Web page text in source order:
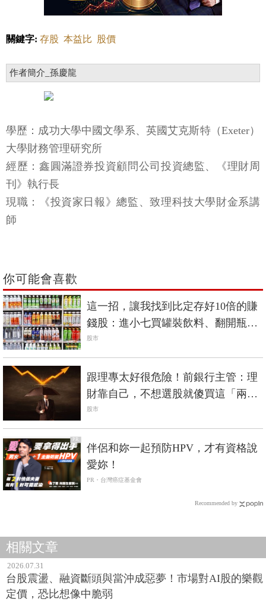
關鍵字: 存股 本益比 股價
作者簡介_孫慶龍
學歷：成功大學中國文學系、英國艾克斯特（Exeter）
大學財務管理研究所
經歷：鑫圓滿證券投資顧問公司投資總監、《理財周
刊》執行長
現職：《投資家日報》總監、致理科技大學財金系講
師
你可能會喜歡
這一招，讓我找到比定存好10倍的賺
錢股：進小七買罐裝飲料、翻開瓶身
背面看標示
股市
跟理專太好很危險！前銀行主管：理
財靠自己，不想選股就傻買這「兩
檔」
股市
PR
伴侶和妳一起預防HPV，才有資格說
愛妳！
PR・台灣癌症基金會
Recommended by
相關文章
2026.07.31
台股震盪、融資斷頭與當沖成惡夢！市場對AI股的樂觀
定價，恐比想像中脆弱